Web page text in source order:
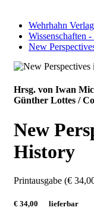
Wehrhahn Verlag
Wissenschaften -
New
Hrsg. von Iwan
Günther Lottes /
New
History
Printausgabe (€
€ 34,00 lieferbar